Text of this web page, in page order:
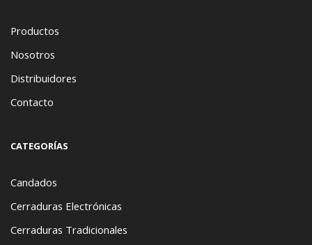
Productos
Nosotros
Distribuidores
Contacto
CATEGORÍAS
Candados
Cerraduras Electrónicas
Cerraduras Tradicionales